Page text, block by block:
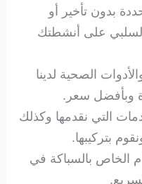
بدون تأخير أو
السلبي على أنشطتك
الصحية لدينا
وبأفضل سعر.
التي نقدمها وكذلك
بتركيبها.
الخاص بالسباكة في